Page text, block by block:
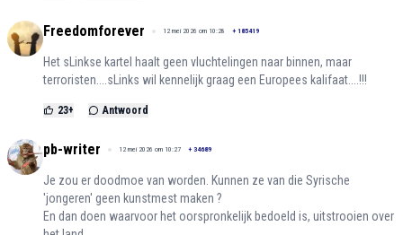
Freedomforever 12 mei 2026 om 10:28 + 185419
Het sLinkse kartel haalt geen vluchtelingen naar binnen, maar
terroristen....sLinks wil kennelijk graag een Europees kalifaat....!!!
23+ Antwoord
pb-writer 12 mei 2026 om 10:27 + 34689
Je zou er doodmoe van worden. Kunnen ze van die Syrische
'jongeren' geen kunstmest maken ?
En dan doen waarvoor het oorspronkelijk bedoeld is, uitstrooien over